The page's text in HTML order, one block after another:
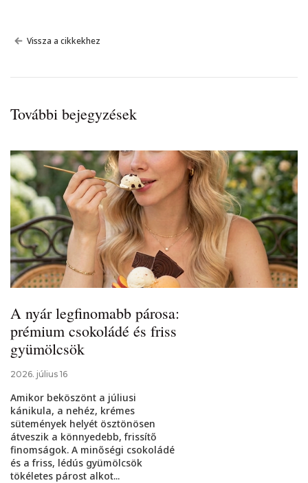
Vissza a cikkekhez
További bejegyzések
A nyár legfinomabb párosa:
prémium csokoládé és friss
gyümölcsök
2026. július 16
Amikor beköszönt a júliusi
kánikula, a nehéz, krémes
sütemények helyét ösztönösen
átveszik a könnyedebb, frissítő
finomságok. A minőségi csokoládé
és a friss, lédús gyümölcsök
tökéletes párost alkot...